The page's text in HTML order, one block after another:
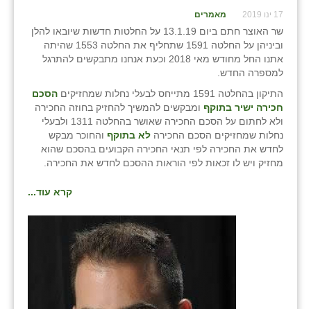
17 ינו 2019 מאמרים
שר האוצר חתם ביום 13.1.19 על החלטות חדשות שיובאו להלן
וביניהן על החלטה 1591 שתחליף את החלטה 1553 שהיתה
אתנו החל מחודש מאי 2018 וכעת אנחנו מתבקשים להתרגל
למספרה החדש.
התיקון בהחלטה 1591 מתייחס לבעלי נחלות שמחזיקים
הסכם
חכירה ישיר בתוקף ומבקשים להמשיך להחזיק בחוזה החכירה
ולא לחתום על הסכם החכירה שאושר בהחלטה 1311 ולבעלי
נחלות שמחזיקים הסכם החכירה לא בתוקף והחוכר מבקש
לחדש את החכירה לפי תנאי החכירה הקבועים בהסכם שהוא
מחזיק ויש לו זכאות לפי הוראות ההסכם לחדש את החכירה.
קרא עוד...